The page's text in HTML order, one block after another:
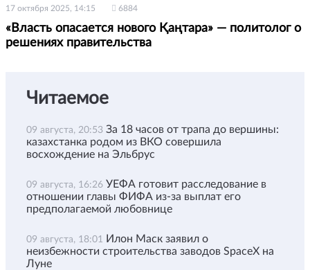
17 октября 2025, 14:15 6884
«Власть опасается нового Қаңтара» — политолог о
решениях правительства
Читаемое
09 августа, 20:53 За 18 часов от трапа до вершины:
казахстанка родом из ВКО совершила
восхождение на Эльбрус
09 августа, 16:26 УЕФА готовит расследование в
отношении главы ФИФА из-за выплат его
предполагаемой любовнице
09 августа, 18:01 Илон Маск заявил о
неизбежности строительства заводов SpaceX на
Луне